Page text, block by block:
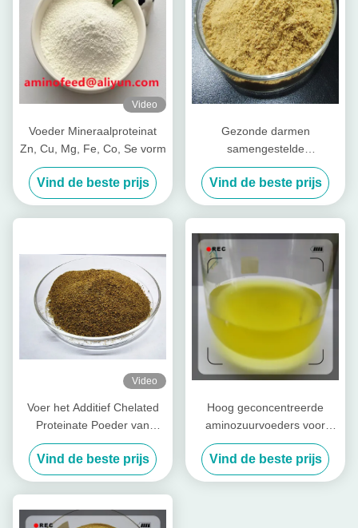
Video
Voeder Mineraalproteinat
Zn, Cu, Mg, Fe, Co, Se vorm
Vind de beste prijs
Gezonde darmen
samengestelde
voedingspeptiden voor vee
Varkenskoeien
Vind de beste prijs
Video
Voer het Additief Chelated
Proteinate Poeder van
Zinkzn met Ruwe Proteïne
voor Voermolen
Vind de beste prijs
Hoog geconcentreerde
aminozuurvoeders voor
pluimvee en vee
Vind de beste prijs